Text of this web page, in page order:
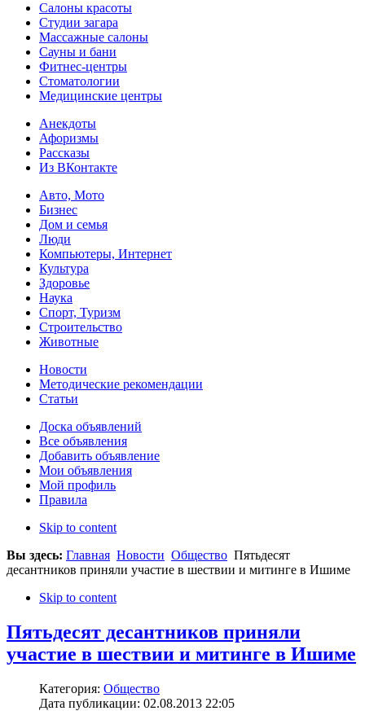
Салоны красоты
Студии загара
Массажные салоны
Сауны и бани
Фитнес-центры
Стоматологии
Медицинские центры
Анекдоты
Афоризмы
Рассказы
Из ВКонтакте
Авто, Мото
Бизнес
Дом и семья
Люди
Компьютеры, Интернет
Культура
Здоровье
Наука
Спорт, Туризм
Строительство
Животные
Новости
Методические рекомендации
Статьи
Доска объявлений
Все объявления
Добавить объявление
Мои объявления
Мой профиль
Правила
Skip to content
Вы здесь: Главная Новости Общество Пятьдесят
десантников приняли участие в шествии и митинге в Ишиме
Skip to content
Пятьдесят десантников приняли
участие в шествии и митинге в Ишиме
Категория: Общество
Дата публикации: 02.08.2013 22:05